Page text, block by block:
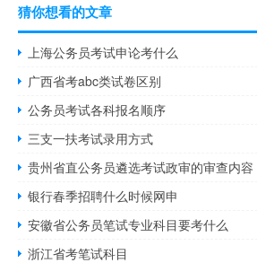
猜你想看的文章
上海公务员考试申论考什么
广西省考abc类试卷区别
公务员考试各科报名顺序
三支一扶考试录用方式
贵州省直公务员遴选考试政审的审查内容
银行春季招聘什么时候网申
安徽省公务员笔试专业科目要考什么
浙江省考笔试科目